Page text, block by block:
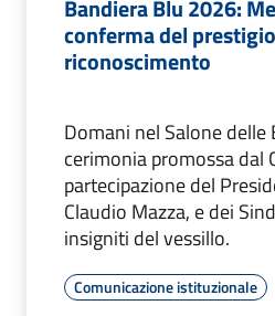
Bandiera Blu 2026:
conferma del
riconoscimento
Domani nel Salone delle
cerimonia promossa dal
partecipazione del
Claudio Mazza, e dei
insigniti del vessillo.
Comunicazione istituzionale